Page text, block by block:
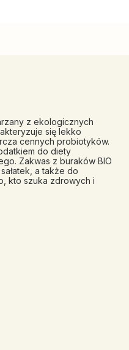
z ekologicznych
się lekko
cennych probiotyków.
do diety
Zakwas z buraków BIO
a także do
kto szuka zdrowych i